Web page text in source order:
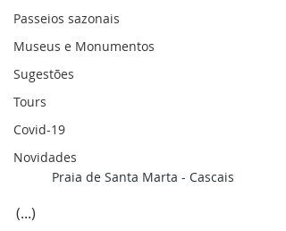
Passeios sazonais
Museus e Monumentos
Sugestões
Tours
Covid-19
Novidades
Praia de Santa Marta - Cascais
(...)